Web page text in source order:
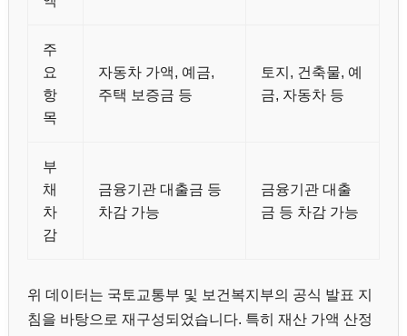
주
요
항
목
자동차 가액, 예금,
주택 보증금 등
토지, 건축물, 예
금, 자동차 등
부
채
차
감
금융기관 대출금 등
차감 가능
금융기관 대출
금 등 차감 가능
위 데이터는 국토교통부 및 보건복지부의 공식 발표 지
침을 바탕으로 재구성되었습니다. 특히 재산 가액 산정